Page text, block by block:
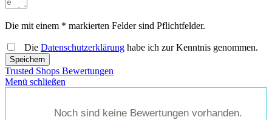
Die mit einem * markierten Felder sind Pflichtfelder.
Die Datenschutzerklärung habe ich zur Kenntnis genommen.
Speichern
Trusted Shops Bewertungen
Menü schließen
Noch sind keine Bewertungen vorhanden.